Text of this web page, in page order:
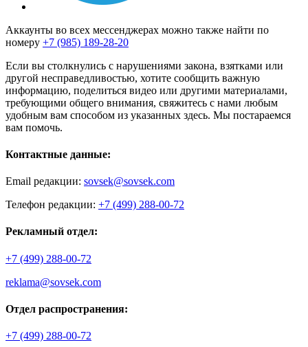
Аккаунты во всех мессенджерах можно также найти по
номеру +7 (985) 189-28-20
Если вы столкнулись с нарушениями закона, взятками или
другой несправедливостью, хотите сообщить важную
информацию, поделиться видео или другими материалами,
требующими общего внимания, свяжитесь с нами любым
удобным вам способом из указанных здесь. Мы постараемся
вам помочь.
Контактные данные:
Email редакции: sovsek@sovsek.com
Телефон редакции: +7 (499) 288-00-72
Рекламный отдел:
+7 (499) 288-00-72
reklama@sovsek.com
Отдел распространения:
+7 (499) 288-00-72